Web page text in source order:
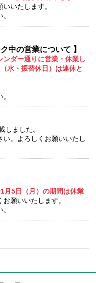
いたします。
中の営業について 】
ンダー通りに営業・休業し
水・振替休日）は連休と
しました。
。よろしくお願いいたし
月5日（月）の期間は休業
願いいたします。
。